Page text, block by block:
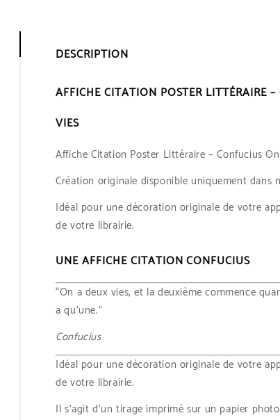
DESCRIPTION
AFFICHE CITATION POSTER LITTÉRAIRE
VIES
Affiche Citation Poster Littéraire – Confucius
Création originale disponible uniquement dans
Idéal pour une décoration originale de votre
de votre librairie.
UNE AFFICHE CITATION CONFUCIUS
“On a deux vies, et la deuxième commence
a qu’une.”
Confucius
Idéal pour une décoration originale de votre
de votre librairie.
Il s’agit d’un tirage imprimé sur un papier